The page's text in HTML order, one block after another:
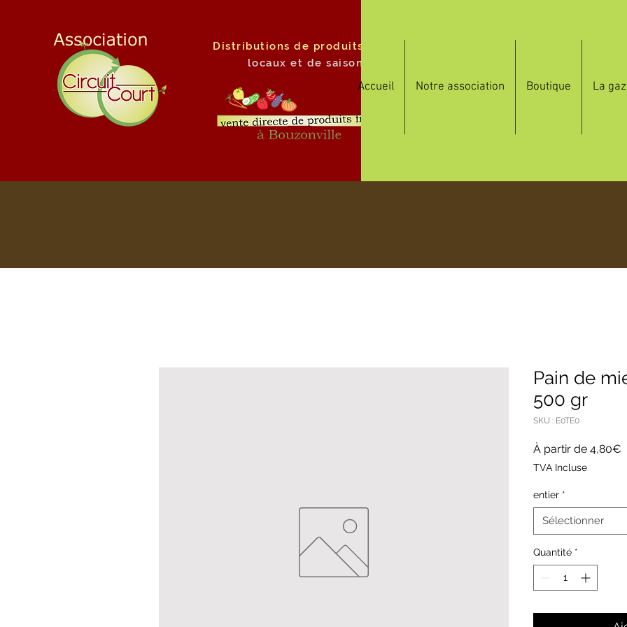
Distributions de produits
locaux et de saison
Accueil Notre association Boutique La
Pain de
500 gr
SKU : E0TE0
À partir de 4,80€
TVA Incluse
entier *
Sélectionner
Quantité *